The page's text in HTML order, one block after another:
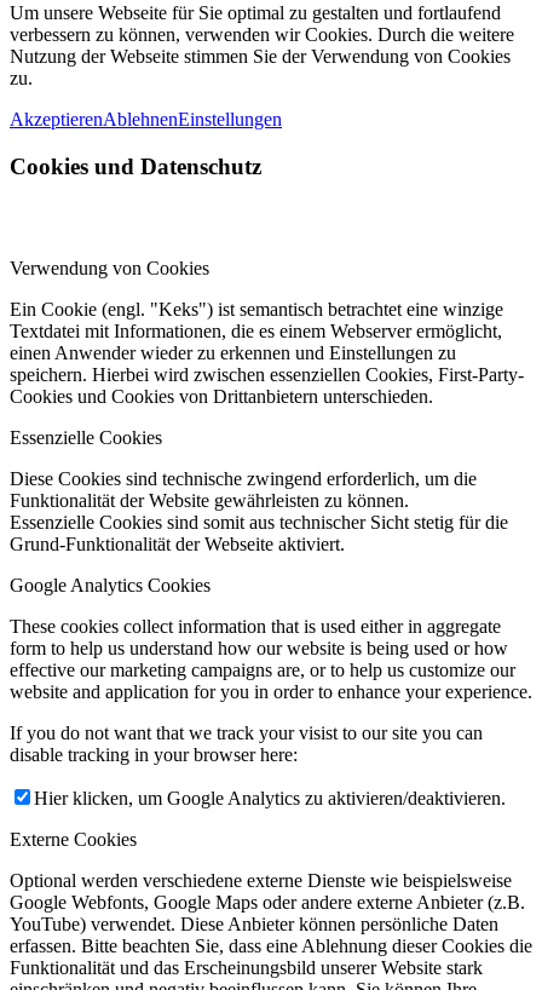
Um unsere Webseite für Sie optimal zu gestalten und fortlaufend
verbessern zu können, verwenden wir Cookies. Durch die weitere
Nutzung der Webseite stimmen Sie der Verwendung von Cookies
zu.
AkzeptierenAblehnenEinstellungen
Cookies und Datenschutz
Verwendung von Cookies
Ein Cookie (engl. "Keks") ist semantisch betrachtet eine winzige
Textdatei mit Informationen, die es einem Webserver ermöglicht,
einen Anwender wieder zu erkennen und Einstellungen zu
speichern. Hierbei wird zwischen essenziellen Cookies, First-Party-
Cookies und Cookies von Drittanbietern unterschieden.
Essenzielle Cookies
Diese Cookies sind technische zwingend erforderlich, um die
Funktionalität der Website gewährleisten zu können.
Essenzielle Cookies sind somit aus technischer Sicht stetig für die
Grund-Funktionalität der Webseite aktiviert.
Google Analytics Cookies
These cookies collect information that is used either in aggregate
form to help us understand how our website is being used or how
effective our marketing campaigns are, or to help us customize our
website and application for you in order to enhance your experience.
If you do not want that we track your visist to our site you can
disable tracking in your browser here:
Hier klicken, um Google Analytics zu aktivieren/deaktivieren.
Externe Cookies
Optional werden verschiedene externe Dienste wie beispielsweise
Google Webfonts, Google Maps oder andere externe Anbieter (z.B.
YouTube) verwendet. Diese Anbieter können persönliche Daten
erfassen. Bitte beachten Sie, dass eine Ablehnung dieser Cookies die
Funktionalität und das Erscheinungsbild unserer Website stark